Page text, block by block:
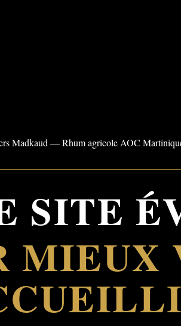
SITE
MIEUX